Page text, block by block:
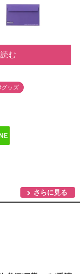
む
グッズ
さらに見る